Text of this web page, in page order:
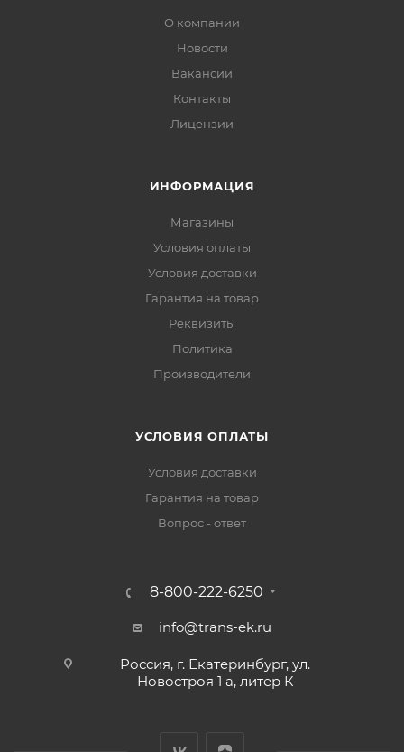
О компании
Новости
Вакансии
Контакты
Лицензии
ИНФОРМАЦИЯ
Магазины
Условия оплаты
Условия доставки
Гарантия на товар
Реквизиты
Политика
Производители
УСЛОВИЯ ОПЛАТЫ
Условия доставки
Гарантия на товар
Вопрос - ответ
8-800-222-6250
info@trans-ek.ru
Россия, г. Екатеринбург, ул.
Новостроя 1 а, литер К